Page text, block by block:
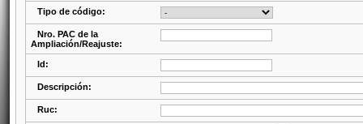
Tipo de código:
Nro. PAC de la
Ampliación/Reajuste:
Id:
Descripción:
Ruc: